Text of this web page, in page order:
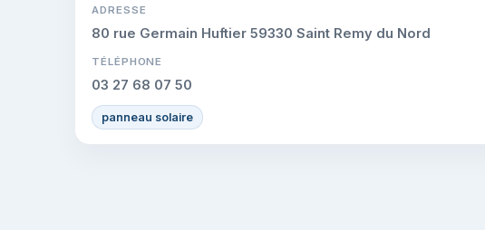
ADRESSE
80 rue Germain Huftier 59330 Saint Remy du Nord
TÉLÉPHONE
03 27 68 07 50
panneau solaire